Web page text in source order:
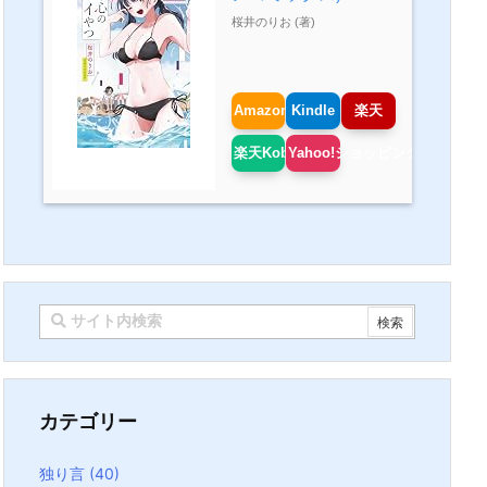
桜井のりお (著)
Amazon Kindle 楽天
楽天KoboYahoo!ショッピング
カテゴリー
独り言 (40)